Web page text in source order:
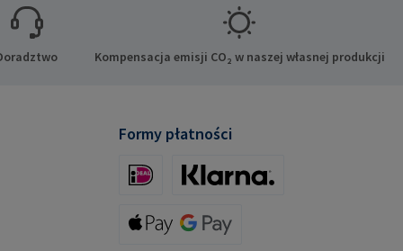
producenta:
& Co. KG Auf
21514 BüchenKompensacja emisji CO₂ w naszej własnej produkcji
Formy płatności